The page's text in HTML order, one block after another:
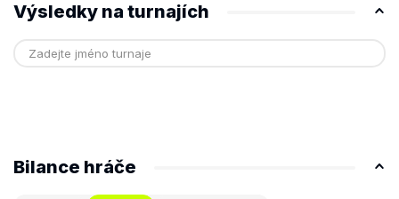
Výsledky na turnajích
Bilance hráče